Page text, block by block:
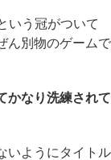
いう冠がついて
ん別物のゲームで
かなり洗練されて
いようにタイトル